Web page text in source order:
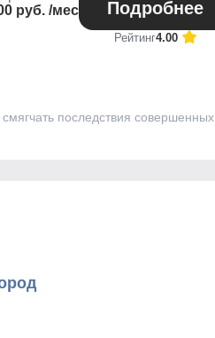
руб. /мес
Подробнее
Рейтинг4.00
последствия совершенных